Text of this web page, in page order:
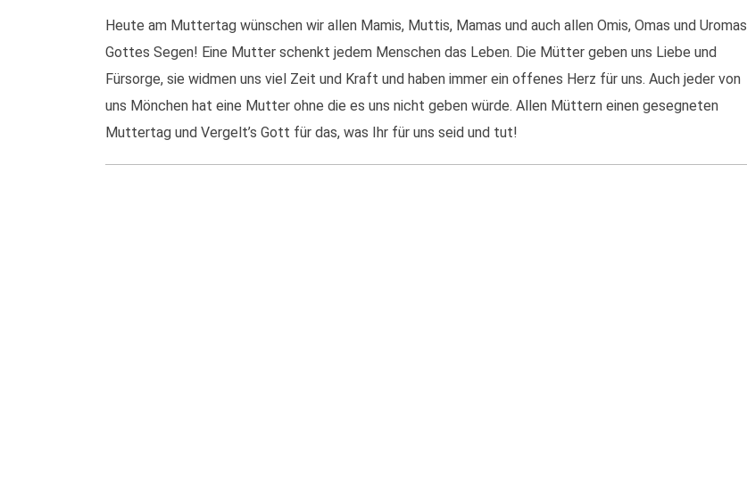
Heute am Muttertag wünschen wir allen Mamis, Muttis, Mamas und auch allen Omis, Omas und Uromas
Gottes Segen! Eine Mutter schenkt jedem Menschen das Leben. Die Mütter geben uns Liebe und
Fürsorge, sie widmen uns viel Zeit und Kraft und haben immer ein offenes Herz für uns. Auch jeder von
uns Mönchen hat eine Mutter ohne die es uns nicht geben würde. Allen Müttern einen gesegneten
Muttertag und Vergelt’s Gott für das, was Ihr für uns seid und tut!